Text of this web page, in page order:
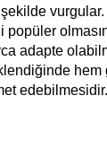
vurgular.
popüler
adapte
hem
edebilmesidir.